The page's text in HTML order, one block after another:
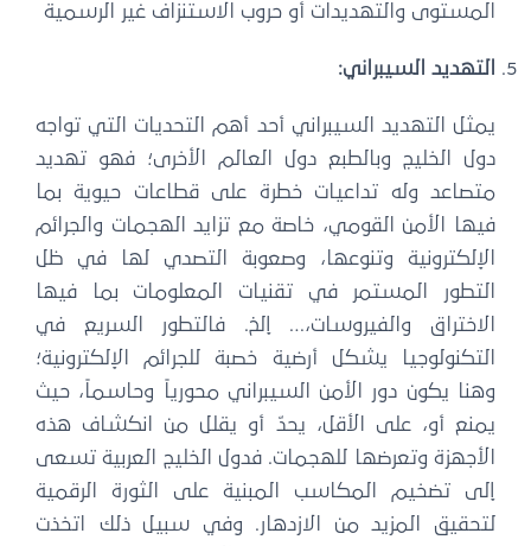
والتهديدات أو حروب الاستنزاف غير الرسمية
السيبراني:
التهديد السيبراني أحد أهم التحديات التي تواجه
الخليج وبالطبع دول العالم الأخرى؛ فهو تهديد
وله تداعيات خطرة على قطاعات حيوية بما
الأمن القومي، خاصة مع تزايد الهجمات والجرائم
وتنوعها، وصعوبة التصدي لها في ظل
المستمر في تقنيات المعلومات بما فيها
والفيروسات،… إلخ. فالتطور السريع في
يشكل أرضية خصبة للجرائم الإلكترونية؛
يكون دور الأمن السيبراني محورياً وحاسماً، حيث
أو، على الأقل، يحدّ أو يقلل من انكشاف هذه
وتعرضها للهجمات. فدول الخليج العربية تسعى
تضخيم المكاسب المبنية على الثورة الرقمية
المزيد من الازدهار. وفي سبيل ذلك اتخذت